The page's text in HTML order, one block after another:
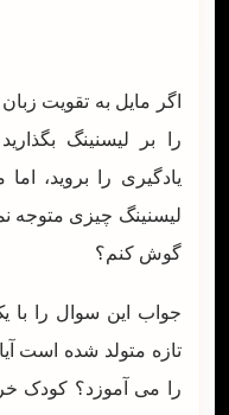
اگر مایل به تقویت
را بر لیسنینگ
یادگیری را بروید،
لیسنینگ چیزی متوجه
گوش کنم؟
جواب این سوال را با
تازه متولد شده است
را می آموزد؟ کودک